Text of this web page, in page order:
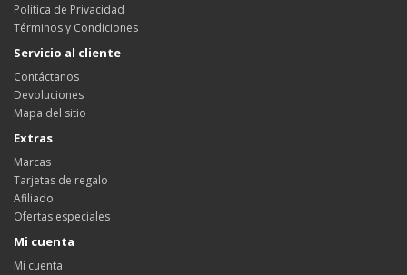
Política de Privacidad
Términos y Condiciones
Servicio al cliente
Contáctanos
Devoluciones
Mapa del sitio
Extras
Marcas
Tarjetas de regalo
Afiliado
Ofertas especiales
Mi cuenta
Mi cuenta